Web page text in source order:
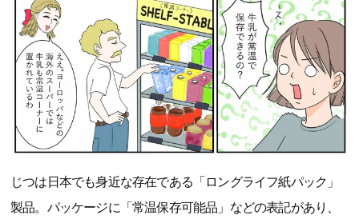
じつは日本でも身近な存在である「ロングライフ紙パック」
製品。パッケージに「常温保存可能品」などの表記があり、